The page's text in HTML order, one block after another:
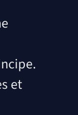
et